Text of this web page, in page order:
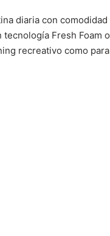
diaria con
Fresh Foam
recreativo como